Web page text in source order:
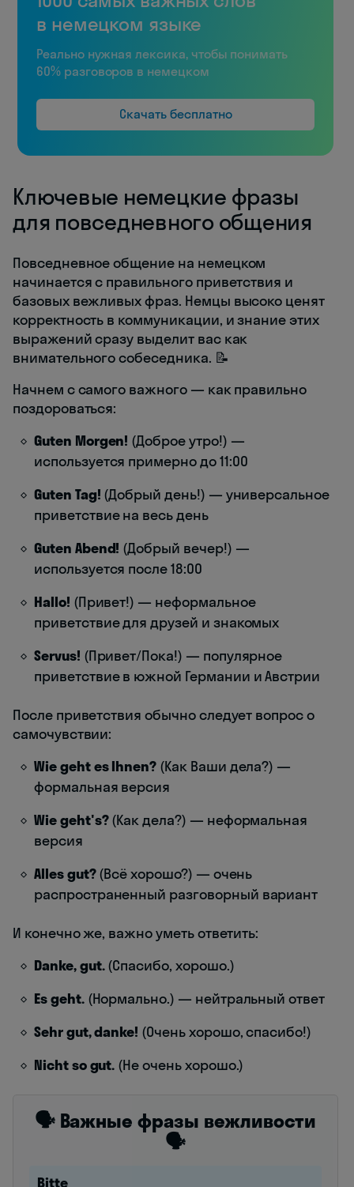
в немецком языке
Реально нужная лексика, чтобы понимать
60% разговоров в немецком
Скачать бесплатно
Ключевые немецкие фразы
для повседневного общения
Повседневное общение на немецком
начинается с правильного приветствия и
базовых вежливых фраз. Немцы высоко ценят
корректность в коммуникации, и знание этих
выражений сразу выделит вас как
внимательного собеседника. 📝
Начнем с самого важного — как правильно
поздороваться:
Guten Morgen! (Доброе утро!) —
используется примерно до 11:00
Guten Tag! (Добрый день!) — универсальное
приветствие на весь день
Guten Abend! (Добрый вечер!) —
используется после 18:00
Hallo! (Привет!) — неформальное
приветствие для друзей и знакомых
Servus! (Привет/Пока!) — популярное
приветствие в южной Германии и Австрии
После приветствия обычно следует вопрос о
самочувствии:
Wie geht es Ihnen? (Как Ваши дела?) —
формальная версия
Wie geht's?(Как дела?) — неформальная
версия
Alles gut?(Всё хорошо?) — очень
распространенный разговорный вариант
И конечно же, важно уметь ответить:
Danke, gut.(Спасибо, хорошо.)
Es geht.(Нормально.) — нейтральный ответ
Sehr gut, danke! (Очень хорошо, спасибо!)
Nicht so gut. (Не очень хорошо.)
🗣️ Важные фразы вежливости
🗣️
Bitte